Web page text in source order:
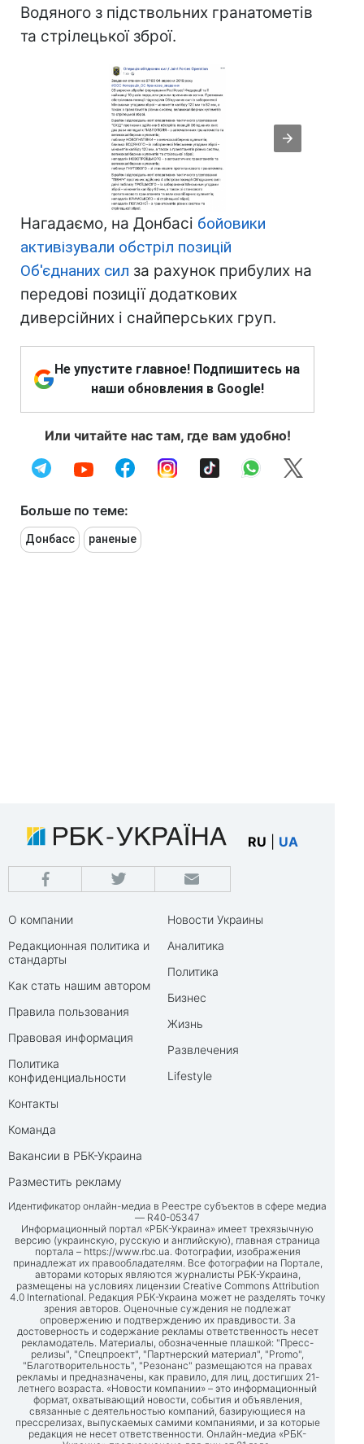
Водяного з підствольних гранатометів
та стрілецької зброї.
Нагадаємо, на Донбасі бойовики
активізували обстріл позицій
Об'єднаних сил за рахунок прибулих на
передові позиції додаткових
диверсійних і снайперських груп.
Не упустите главное! Подпишитесь на
наши обновления в Google!
Или читайте нас там, где вам удобно!
Больше по теме:
Донбасс раненые
RU UA
О компании
Редакционная политика и
стандарты
Как стать нашим автором
Правила пользования
Правовая информация
Политика
конфиденциальности
Контакты
Команда
Вакансии в РБК-Украина
Разместить рекламу
Новости Украины
Аналитика
Политика
Бизнес
Жизнь
Развлечения
Lifestyle
Идентификатор онлайн-медиа в Реестре субъектов в сфере медиа
— R40-05347
Информационный портал «РБК-Украина» имеет трехязычную
версию (украинскую, русскую и английскую), главная страница
портала – https://www.rbc.ua. Фотографии, изображения
принадлежат их правообладателям. Все фотографии на Портале,
авторами которых являются журналисты РБК-Украина,
размещены на условиях лицензии Creative Commons Attribution
4.0 International. Редакция РБК-Украина может не разделять точку
зрения авторов. Оценочные суждения не подлежат
опровержению и подтверждению их правдивости. За
достоверность и содержание рекламы ответственность несет
рекламодатель. Материалы, обозначенные плашкой: "Пресс-
релизы", "Спецпроект", "Партнерский материал", "Promo",
"Благотворительность", "Резонанс" размещаются на правах
рекламы и предназначены, как правило, для лиц, достигших 21-
летнего возраста. «Новости компании» – это информационный
формат, охватывающий новости, события и объявления,
связанные с деятельностью компаний, базирующиеся на
прессрелизах, выпускаемых самими компаниями, и за которые
редакция не несет ответственности. Онлайн-медиа «РБК-